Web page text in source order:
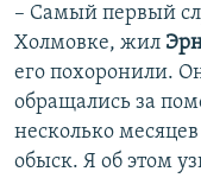
– Самый первый
Холмовке, жил
его похоронили.
обращались за
несколько
обыск. Я об этом